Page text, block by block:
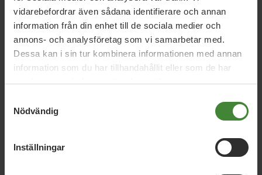
vidarebefordrar även sådana identifierare och annan
information från din enhet till de sociala medier och
annons- och analysföretag som vi samarbetar med.
Dessa kan i sin tur kombinera informationen med annan
information som du har tillhandahållit eller som de har
samlat in när du har använt deras tjänster.
Nödvändig
Inställningar
Sök
efter
fråga:
B Bostäder Bussar
Cirkulär ekonomi